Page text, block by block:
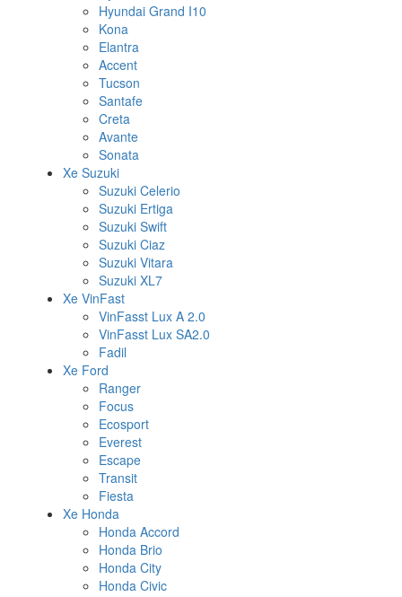
Hyundai Grand I10
Kona
Elantra
Accent
Tucson
Santafe
Creta
Avante
Sonata
Xe Suzuki
Suzuki Celerio
Suzuki Ertiga
Suzuki Swift
Suzuki Ciaz
Suzuki Vitara
Suzuki XL7
Xe VinFast
VinFasst Lux A 2.0
VinFasst Lux SA2.0
Fadil
Xe Ford
Ranger
Focus
Ecosport
Everest
Escape
Transit
Fiesta
Xe Honda
Honda Accord
Honda Brio
Honda City
Honda Civic